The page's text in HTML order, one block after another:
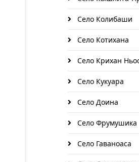
Село Колибаши
Село Котихана
Село Крихан
Село Кукуара
Село Доина
Село Фрумушика
Село Гаваноаса